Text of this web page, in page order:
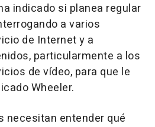
indicado si planea regular
a varios
de Internet y a
particularmente a los
de vídeo, para que le
Wheeler.
necesitan entender qué